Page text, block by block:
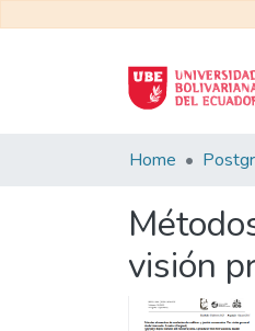
Home
visión